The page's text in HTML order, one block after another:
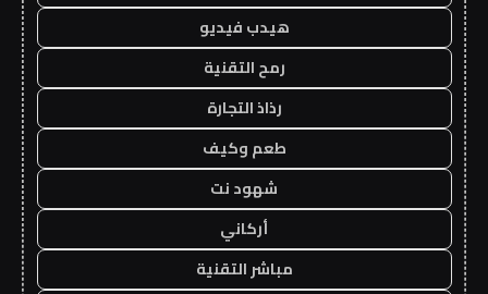
هيدب فيديو
رمح التقنية
رذاذ التجارة
طعم وكيف
شهود نت
أركاني
مباشر التقنية